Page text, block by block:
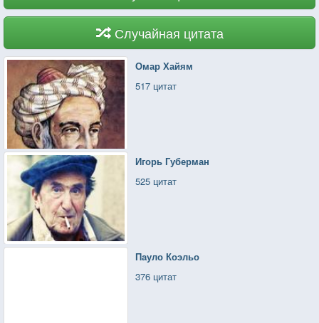
Случайная цитата
Омар Хайям
517 цитат
Игорь Губерман
525 цитат
Пауло Коэльо
376 цитат